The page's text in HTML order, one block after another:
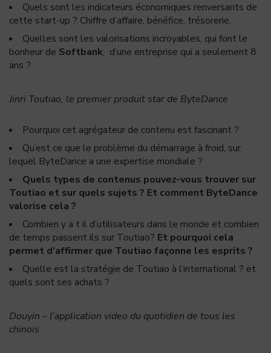
Quels sont les indicateurs économiques renversants de
cette start-up ? Chiffre d’affaire, bénéfice, trésorerie,
Quelles sont les valorisations incroyables, qui font le
bonheur de Softbank, d’une entreprise qui a seulement 8
ans ?
Jinri Toutiao, le premier produit star de ByteDance
Pourquoi cet agrégateur de contenu est fascinant ?
Qu’est ce que le problème du démarrage à froid, sur
lequel ByteDance a une expertise mondiale ?
Quels types de contenus pouvez-vous trouver sur
Toutiao et sur quels sujets ? Et comment ByteDance
valorise cela ?
Combien y a t il d’utilisateurs dans le monde et combien
de temps passent ils sur Toutiao? Et pourquoi cela
permet d’affirmer que Toutiao façonne les esprits ?
Quelle est la stratégie de Toutiao à l’international ? et
quels sont ses achats ?
Douyin – l’application video du quotidien de tous les
chinois